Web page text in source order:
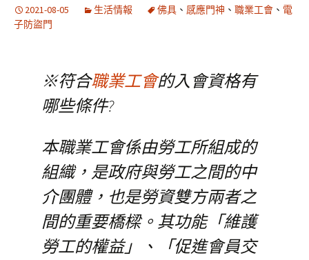
2021-08-05 生活情報 佛具 、 感應門神 、 職業工會 、 電
子防盜門
※符合職業工會的入會資格有
哪些條件?
本職業工會係由勞工所組成的
組織，是政府與勞工之間的中
介團體，也是勞資雙方兩者之
間的重要橋樑。其功能「維護
勞工的權益」、「促進會員交